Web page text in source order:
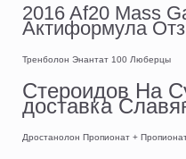
2016 Af20 Mass
Актиформула
Тренболон Энантат 100 Люберцы
Стероидов На
доставка
Дростанолон Пропионат +